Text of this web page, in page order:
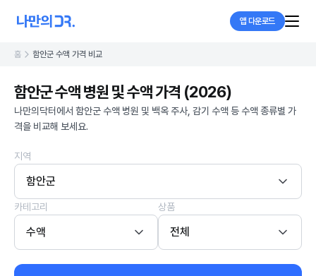
앱 다운로드
홈 함안군 수액 가격 비교
함안군 수액 병원 및 수액 가격 (2026)
나만의닥터에서 함안군 수액 병원 및 백옥 주사, 감기 수액 등 수액 종류별 가
격을 비교해 보세요.
지역
함안군
카테고리
수액
상품
전체